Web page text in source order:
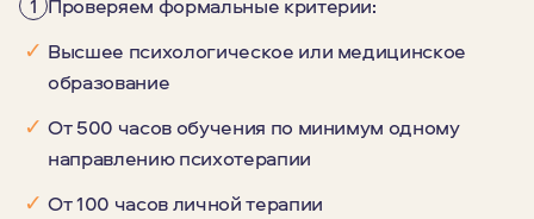
✓ Высшее психологическое или медицинское
образование
✓ От 500 часов обучения по минимум одному
направлению психотерапии
✓ От 100 часов личной терапии